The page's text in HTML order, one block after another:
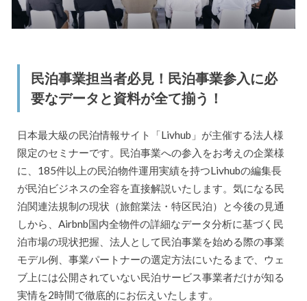
民泊事業担当者必見！民泊事業参入に必
要なデータと資料が全て揃う！
日本最大級の民泊情報サイト「Livhub」が主催する法人様
限定のセミナーです。民泊事業への参入をお考えの企業様
に、185件以上の民泊物件運用実績を持つLivhubの編集長
が民泊ビジネスの全容を直接解説いたします。気になる民
泊関連法規制の現状（旅館業法・特区民泊）と今後の見通
しから、Airbnb国内全物件の詳細なデータ分析に基づく民
泊市場の現状把握、法人として民泊事業を始める際の事業
モデル例、事業パートナーの選定方法にいたるまで、ウェ
ブ上には公開されていない民泊サービス事業者だけが知る
実情を2時間で徹底的にお伝えいたします。